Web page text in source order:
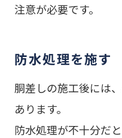
注意が必要です。
防水処理を施す
胴差しの施工後には
あります。
防水処理が不十分だ